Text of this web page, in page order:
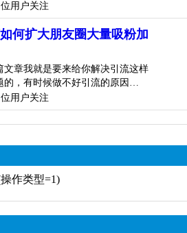
位用户关注
何扩大朋友圈大量吸粉加
文章我就是要来给你解决引流这样
的，有时候做不好引流的原因…
位用户关注
作类型=1)